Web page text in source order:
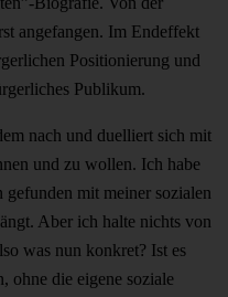
angefangen. Im Endeffekt
Positionierung und
Publikum.
nach und duelliert sich mit
und zu wollen. Ich habe
gefunden mit meiner sozialen
Aber ich halte nichts von
was nun konkret? Ist es
ohne die eigene soziale